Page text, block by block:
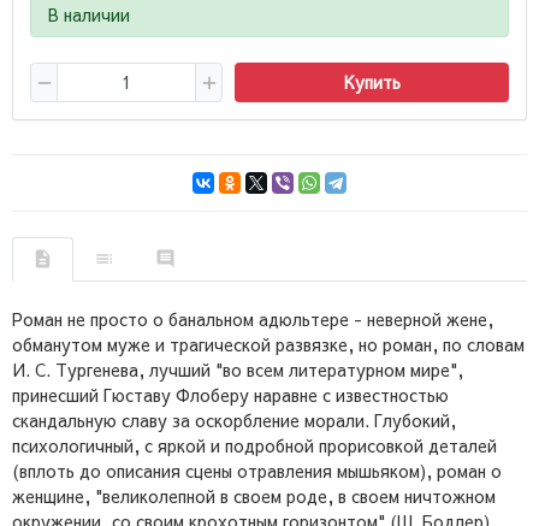
В наличии
Купить
Роман не просто о банальном адюльтере - неверной жене,
обманутом муже и трагической развязке, но роман, по словам
И. С. Тургенева, лучший "во всем литературном мире",
принесший Гюставу Флоберу наравне с известностью
скандальную славу за оскорбление морали. Глубокий,
психологичный, с яркой и подробной прорисовкой деталей
(вплоть до описания сцены отравления мышьяком), роман о
женщине, "великолепной в своем роде, в своем ничтожном